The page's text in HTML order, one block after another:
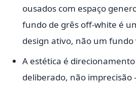
ousados com espaço
fundo de grês off-white é
design ativo, não um fundo
A estética é
deliberado, não